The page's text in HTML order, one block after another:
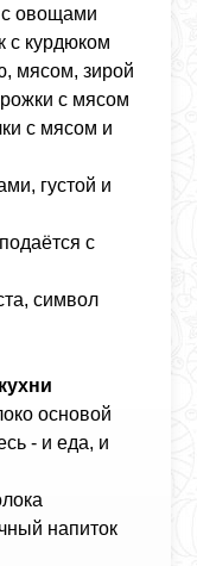
овощами
с курдюком
мясом, зирой
с мясом
с мясом и
густой и
с
символ
основой
- и еда, и
напиток